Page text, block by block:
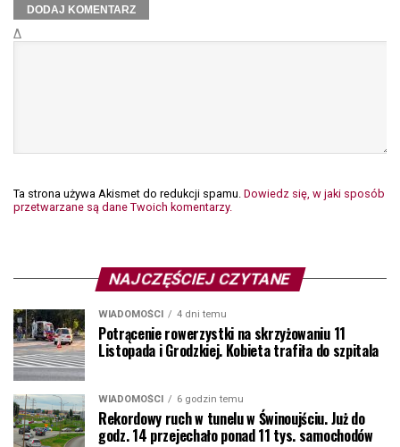
Δ
Ta strona używa Akismet do redukcji spamu. Dowiedz się, w jaki sposób
przetwarzane są dane Twoich komentarzy.
NAJCZĘŚCIEJ CZYTANE
WIADOMOŚCI 4 dni temu
Potrącenie rowerzystki na skrzyżowaniu 11
Listopada i Grodzkiej. Kobieta trafiła do szpitala
WIADOMOŚCI 6 godzin temu
Rekordowy ruch w tunelu w Świnoujściu. Już do
godz. 14 przejechało ponad 11 tys. samochodów